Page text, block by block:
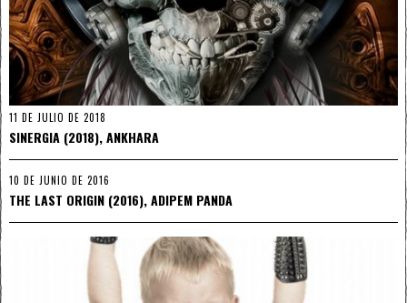
11 DE JULIO DE 2018
SINERGIA (2018), ANKHARA
10 DE JUNIO DE 2016
THE LAST ORIGIN (2016), ADIPEM PANDA